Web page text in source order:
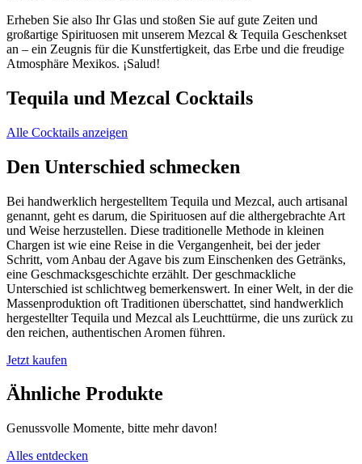
Erheben Sie also Ihr Glas und stoßen Sie auf gute Zeiten und
großartige Spirituosen mit unserem Mezcal & Tequila Geschenkset
an – ein Zeugnis für die Kunstfertigkeit, das Erbe und die freudige
Atmosphäre Mexikos. ¡Salud!
Tequila und Mezcal Cocktails
Alle Cocktails anzeigen
Den Unterschied schmecken
Bei handwerklich hergestelltem Tequila und Mezcal, auch artisanal
genannt, geht es darum, die Spirituosen auf die althergebrachte Art
und Weise herzustellen. Diese traditionelle Methode in kleinen
Chargen ist wie eine Reise in die Vergangenheit, bei der jeder
Schritt, vom Anbau der Agave bis zum Einschenken des Getränks,
eine Geschmacksgeschichte erzählt. Der geschmackliche
Unterschied ist schlichtweg bemerkenswert. In einer Welt, in der die
Massenproduktion oft Traditionen überschattet, sind handwerklich
hergestellter Tequila und Mezcal als Leuchttürme, die uns zurück zu
den reichen, authentischen Aromen führen.
Jetzt kaufen
Ähnliche Produkte
Genussvolle Momente, bitte mehr davon!
Alles entdecken